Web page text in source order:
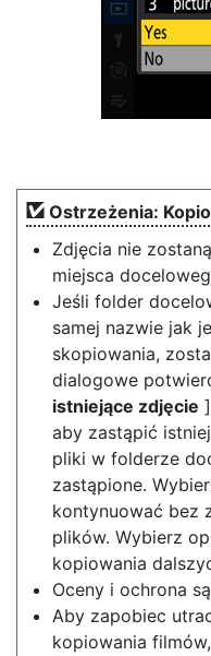
Ostrzeżenia:
Zdjęcia nie
miejsca
Jeśli folder
samej nazwie jak
skopiowania,
dialogowe
istniejące zdjęcie
aby zastąpić
pliki w folderze
zastąpione.
kontynuować bez
plików. Wybierz
kopiowania
Oceny i ochrona
Aby zapobiec
kopiowania